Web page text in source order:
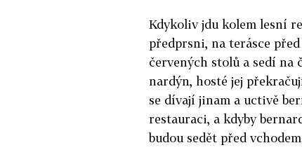
Kdykoliv jdu kolem lesní
předprsni, na terásce
červených stolů a sedí
nardýn, hosté jej
se dívají jinam a uctivě
restauraci, a kdyby
budou sedět před